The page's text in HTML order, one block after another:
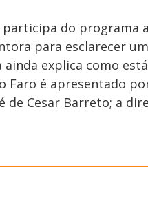
do programa
para esclarecer
ainda explica como
Faro é apresentado
de Cesar Barreto; a